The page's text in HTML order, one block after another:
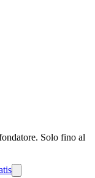
Solo fino al